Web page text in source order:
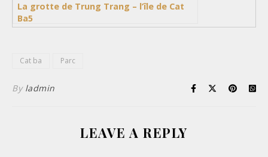
La grotte de Trung Trang – l’île de Cat
Ba5
Cat ba Parc
By ladmin
LEAVE A REPLY